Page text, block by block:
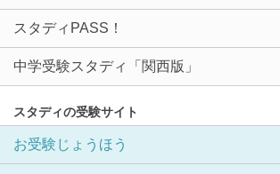
スタディPASS！
中学受験スタディ「関西版」
スタディの受験サイト
お受験じょうほう